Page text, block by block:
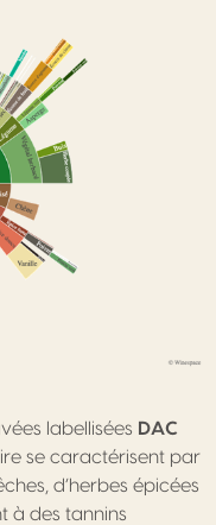
labellisées DAC
se caractérisent par
d’herbes épicées
à des tannins